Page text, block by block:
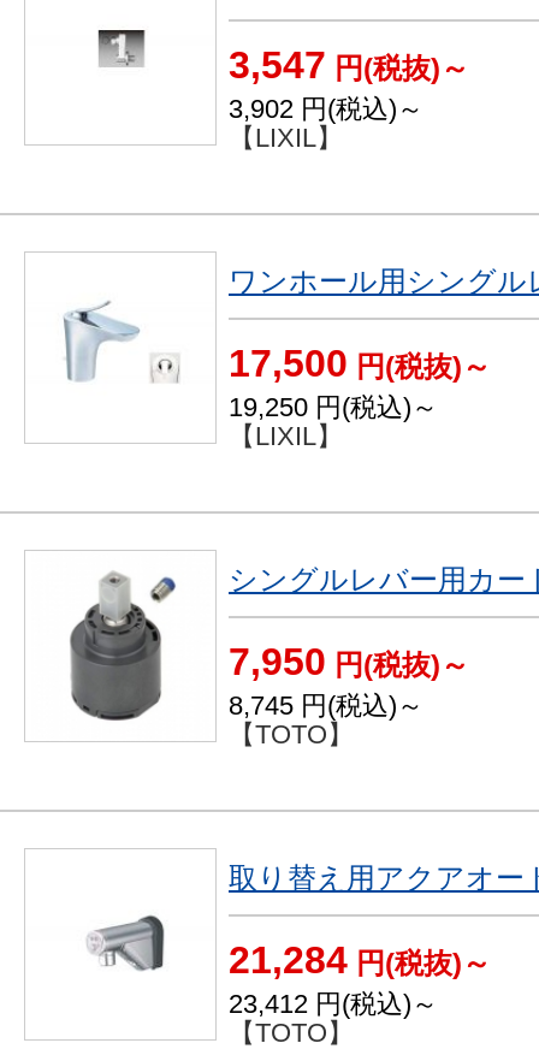
3,547 円(税抜)～
3,902 円(税込)～
【LIXIL】
ワンホール用シングル
17,500 円(税抜)～
19,250 円(税込)～
【LIXIL】
シングルレバー用カー
7,950 円(税抜)～
8,745 円(税込)～
【TOTO】
取り替え用アクアオー
21,284 円(税抜)～
23,412 円(税込)～
【TOTO】